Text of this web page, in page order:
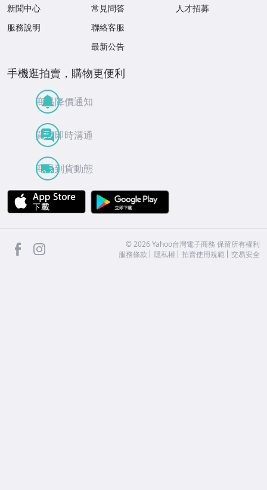
新聞中心
服務說明
常見問答
聯絡客服
最新公告
人才招募
手機逛拍賣，購物更便利
商品降價通知
買賣即時溝通
商品到貨動態
APP Store
facebook ©2026 Yahoo台灣電子商務 保留所有權利
服務條款
隱私權 拍賣使用規範 交易安全